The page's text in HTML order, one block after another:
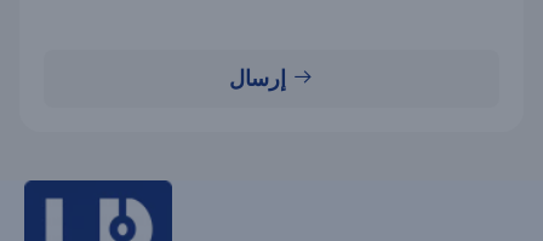
إرسال